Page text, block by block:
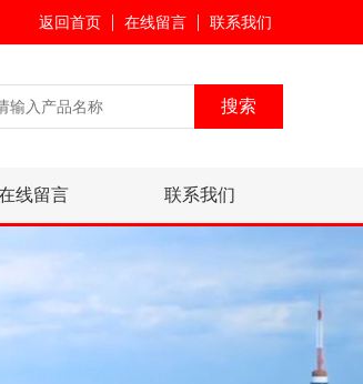
返回首页 在线留言 联系我们
线留言 联系我们